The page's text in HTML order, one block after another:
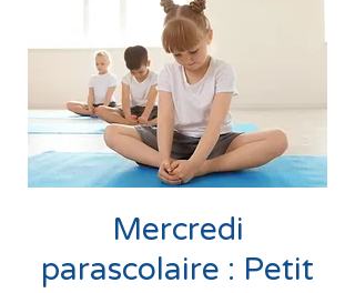
Mercredi
parascolaire : Petit